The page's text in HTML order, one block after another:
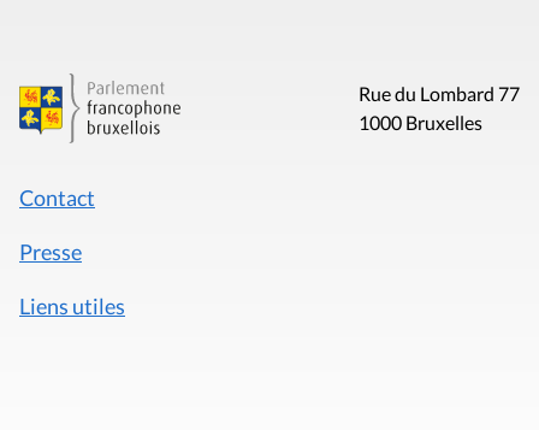
Rue du Lombard 77
1000 Bruxelles
Contact
Presse
Liens utiles